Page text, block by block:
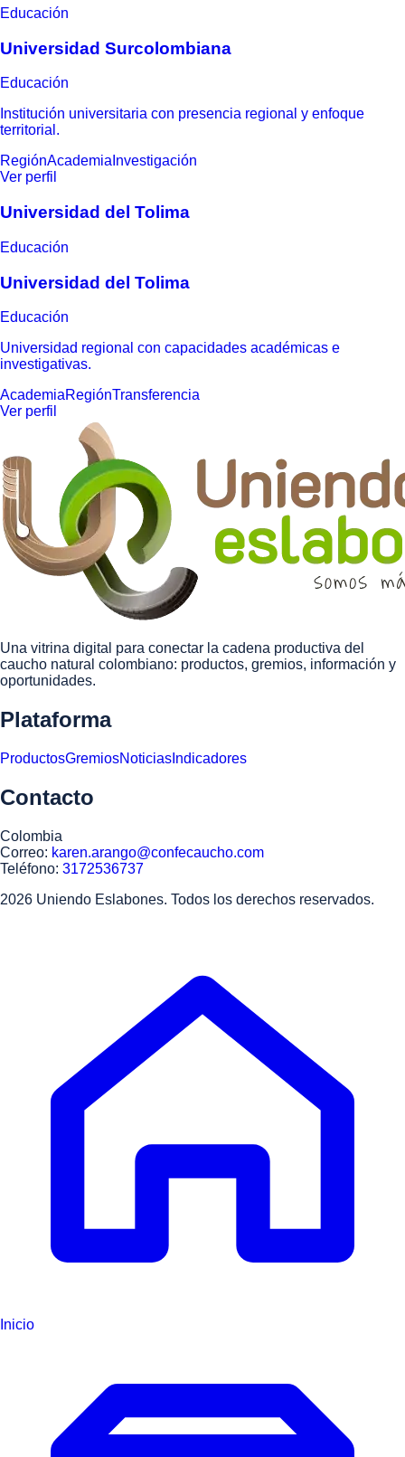
Educación
Universidad Surcolombiana
Educación
Institución universitaria con presencia regional y enfoque
territorial.
RegiónAcademia Investigación
Ver perfil
Universidad del Tolima
Educación
Universidad del Tolima
Educación
Universidad regional con capacidades académicas e
investigativas.
AcademiaRegiónTransferencia
Ver perfil
Una vitrina digital para conectar la cadena productiva del
caucho natural colombiano: productos, gremios, información y
oportunidades.
Plataforma
ProductosGremiosNoticias Indicadores
Contacto
Colombia
Correo: karen.arango@confecaucho.com
Teléfono: 3172536737
2026 Uniendo Eslabones. Todos los derechos reservados.
Inicio